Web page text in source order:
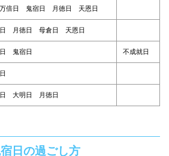
倍日 鬼宿日 月徳日 天恩日
日 月徳日 母倉日 天恩日
鬼宿日 不成就日
日 大明日 月徳日
日の過ごし方